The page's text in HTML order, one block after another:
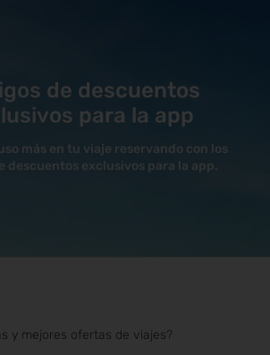
de descuentos
para la app
más en tu viaje reservando con los
descuentos exclusivos para la app.
y mejores ofertas de viajes?